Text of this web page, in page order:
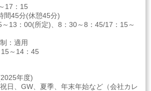
17：15
間45分(休憩45分)
13：00(所定)、8：30～8：45/17：15～
：適用
～14：45
年度)
日、GW、夏季、年末年始など（会社カレ